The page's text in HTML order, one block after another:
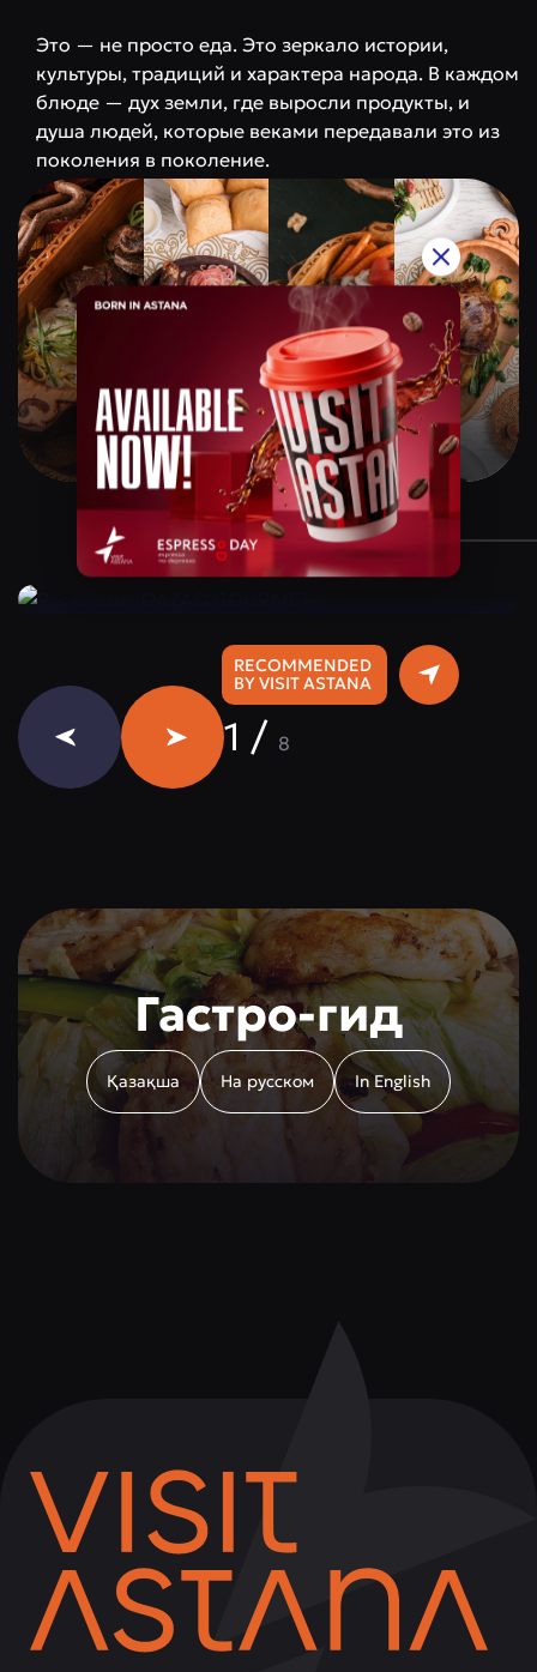
Это — не просто еда. Это зеркало истории,
культуры, традиций и характера народа. В каждом
блюде — дух земли, где выросли продукты, и
душа людей, которые веками передавали это из
поколения в поколение.
RECOMMENDED
BY VISIT ASTANA
Qazaq Gourmet
Ценовая категория $$$$$
Instagram:@qazaq.gourmet
1 / 8
Гастро-гид
Қазақша На русском In English